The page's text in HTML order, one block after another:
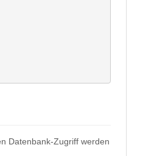
Datenbank-Zugriff werden